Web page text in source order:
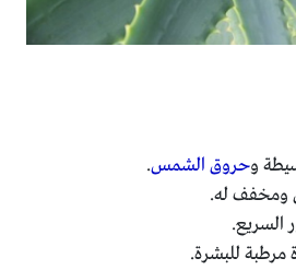
وحروق الشمس.
ومخفف له.
السريع.
للبشرة.